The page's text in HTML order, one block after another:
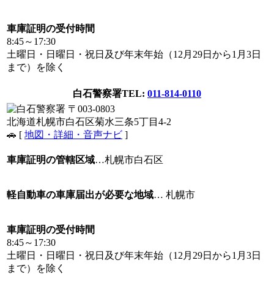
車庫証明の受付時間
8:45～17:30
土曜日・日曜日・祝日及び年末年始（12月29日から1月3日
まで）を除く
白石警察署TEL: 011-814-0110
〒003-0803
北海道札幌市白石区菊水三条5丁目4-2
🚗 [ 地図・詳細・音声ナビ ]
車庫証明の管轄区域…札幌市白石区
軽自動車の車庫届出が必要な地域… 札幌市
車庫証明の受付時間
8:45～17:30
土曜日・日曜日・祝日及び年末年始（12月29日から1月3日
まで）を除く